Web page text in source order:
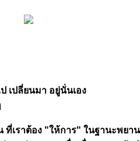
เปลี่ยนมา อยู่นั่นเอง
ที่เราต้อง "ให้การ" ในฐานะพยาน